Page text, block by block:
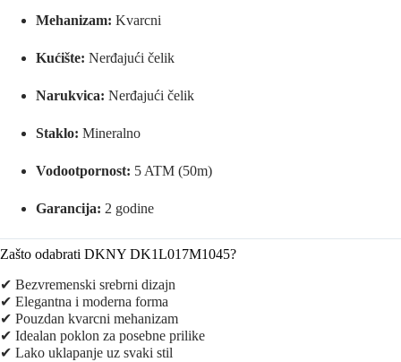
Mehanizam: Kvarcni
Kućište: Nerđajući čelik
Narukvica: Nerđajući čelik
Staklo: Mineralno
Vodootpornost: 5 ATM (50m)
Garancija: 2 godine
Zašto odabrati DKNY DK1L017M1045?
✔ Bezvremenski srebrni dizajn
✔ Elegantna i moderna forma
✔ Pouzdan kvarcni mehanizam
✔ Idealan poklon za posebne prilike
✔ Lako uklapanje uz svaki stil